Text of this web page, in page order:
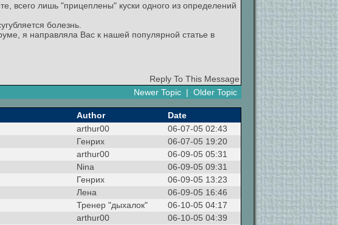
всего лишь "прицеплены" куски одного из определений
болезнь.
я направляла Вас к нашей популярной статье в
Reply To This Message
Newer Topic | Older Topic
Author
Date
arthur00
06-07-05 02:43
Генрих
06-07-05 19:20
arthur00
06-09-05 05:31
Nina
06-09-05 09:31
Генрих
06-09-05 13:23
Лена
06-09-05 16:46
Тренер "дыхалок"
06-10-05 04:17
arthur00
06-10-05 04:39